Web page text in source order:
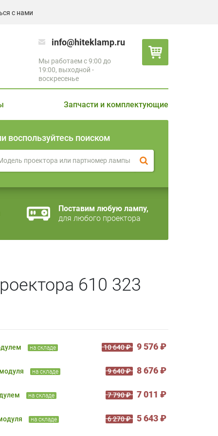
с нами
info@hiteklamp.ru
Мы работаем с 9:00 до
19:00, выходной -
воскресенье
Запчасти и комплектующие
воспользуйтесь поиском
Поставим любую лампу,
для любого проектора
610 323
на складе 10 640 ₽ 9 576 ₽
на складе 9 640 ₽ 8 676 ₽
на складе 7 790 ₽ 7 011 ₽
на складе 6 270 ₽ 5 643 ₽